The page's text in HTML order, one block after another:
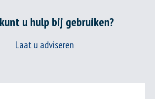
u hulp bij gebruiken?
Laat u adviseren